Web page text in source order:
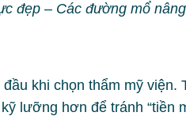
đẹp – Các đường mổ
khi chọn thẩm mỹ viện.
lưỡng hơn để tránh “tiền